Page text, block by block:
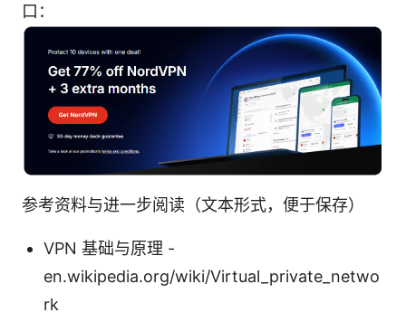
口：
参考资料与进一步阅读（文本形式，便于保存）
VPN 基础与原理 -
en.wikipedia.org/wiki/Virtual_private_netwo
rk